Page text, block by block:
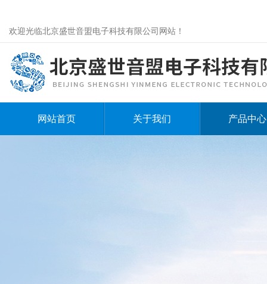
欢迎光临北京盛世音盟电子科技有限公司网站！
网站首页 关于我们 产品中心